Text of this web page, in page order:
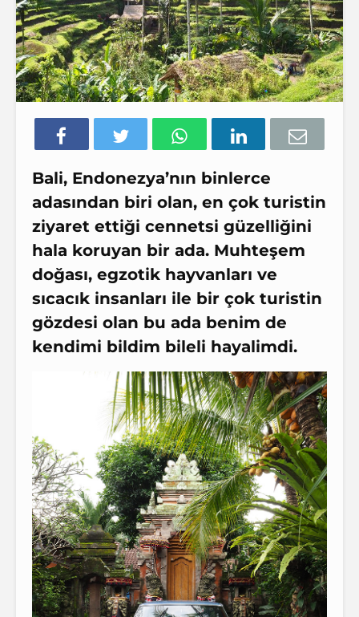
Bali, Endonezya’nın binlerce
adasından biri olan, en çok turistin
ziyaret ettiği cennetsi güzelliğini
hala koruyan bir ada. Muhteşem
doğası, egzotik hayvanları ve
sıcacık insanları ile bir çok turistin
gözdesi olan bu ada benim de
kendimi bildim bileli hayalimdi.